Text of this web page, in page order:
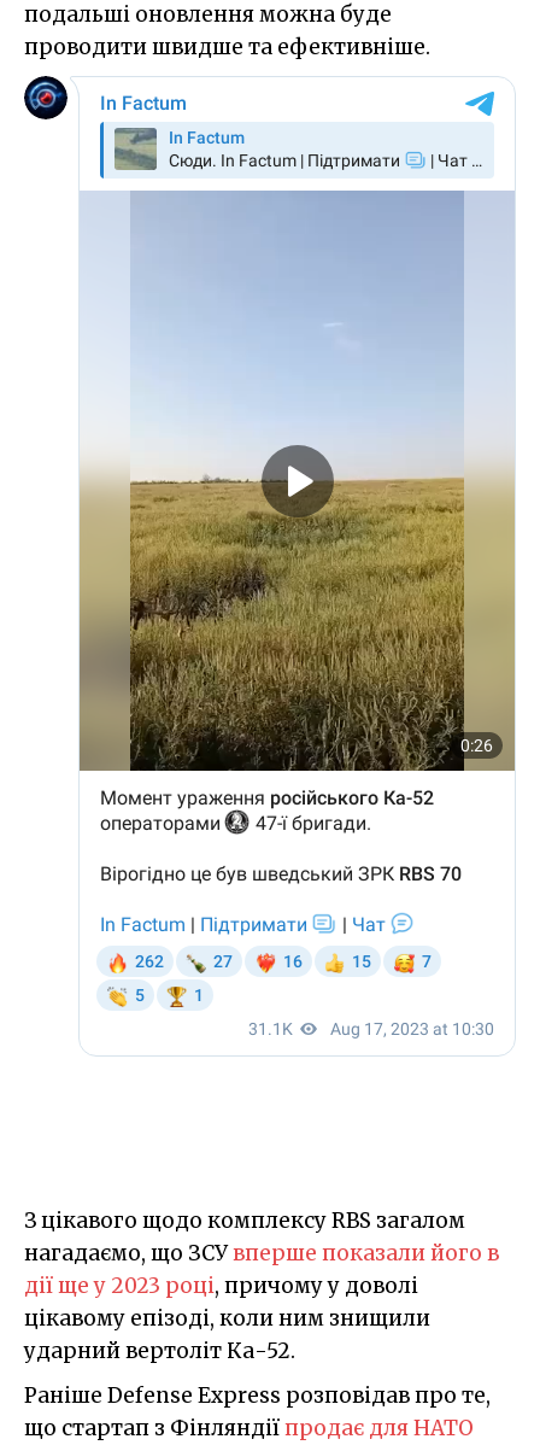
подальші оновлення можна буде
проводити швидше та ефективніше.
З цікавого щодо комплексу RBS загалом
нагадаємо, що ЗСУвперше показали його в
дії ще у 2023 році, причому у доволі
цікавому епізоді, коли ним знищили
ударний вертоліт Ка-52.
Раніше Defense Express розповідав про те,
що стартап з Фінляндіїпродає для НАТО